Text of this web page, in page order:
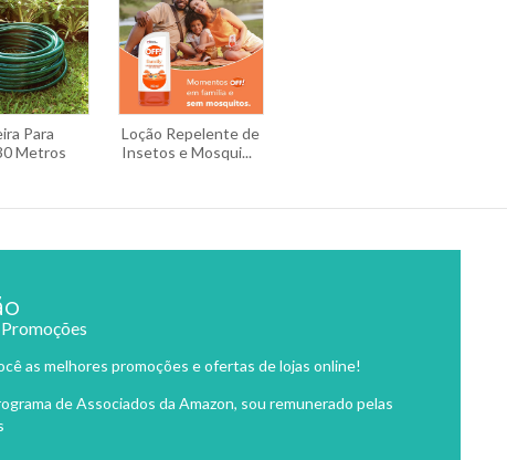
Para
Metros
Loção Repelente de
Insetos e Mosqui...
as melhores promoções e ofertas de lojas online!
de Associados da Amazon, sou remunerado pelas